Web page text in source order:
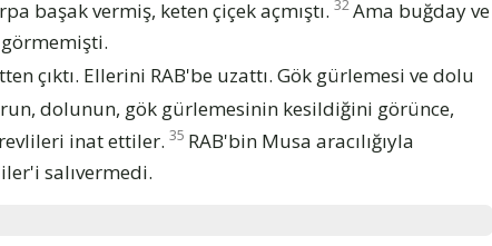
başak vermiş, keten çiçek açmıştı. 32Ama buğday ve
çıktı. Ellerini RAB'be uzattı. Gök gürlemesi ve dolu
dolunun, gök gürlemesinin kesildiğini görünce,
inat ettiler. 35 RAB'bin Musa aracılığıyla
salıvermedi.